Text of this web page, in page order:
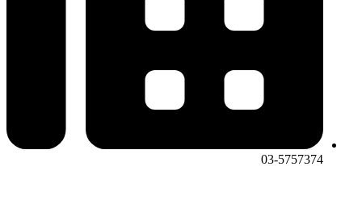
03-5757374